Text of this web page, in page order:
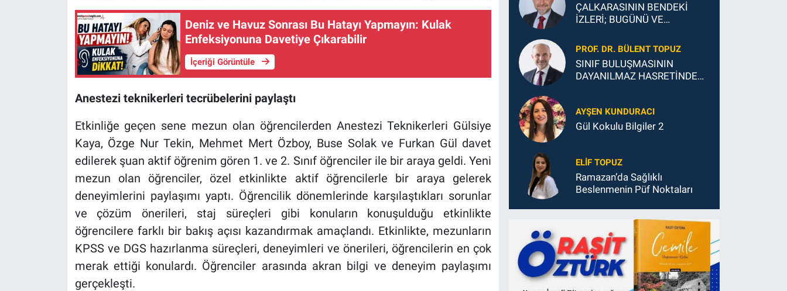
Deniz ve Havuz Sonrası Bu Hatayı Yapmayın: Kulak
Enfeksiyonuna Davetiye Çıkarabilir
İçeriği Görüntüle
Anestezi teknikerleri tecrübelerini paylaştı
Etkinliğe geçen sene mezun olan öğrencilerden Anestezi Teknikerleri Gülsiye
Kaya, Özge Nur Tekin, Mehmet Mert Özboy, Buse Solak ve Furkan Gül davet
edilerek şuan aktif öğrenim gören 1. ve 2. Sınıf öğrenciler ile bir araya geldi. Yeni
mezun olan öğrenciler, özel etkinlikte aktif öğrencilerle bir araya gelerek
deneyimlerini paylaşımı yaptı. Öğrencilik dönemlerinde karşılaştıkları sorunlar
ve çözüm önerileri, staj süreçleri gibi konuların konuşulduğu etkinlikte
öğrencilere farklı bir bakış açısı kazandırmak amaçlandı. Etkinlikte, mezunların
KPSS ve DGS hazırlanma süreçleri, deneyimleri ve önerileri, öğrencilerin en çok
merak ettiği konulardı. Öğrenciler arasında akran bilgi ve deneyim paylaşımı
gerçekleşti.
ÇALKARASININ BENDEKİ
İZLERİ; BUGÜNÜ VE
PROF. DR. BÜLENT TOPUZ
SINIF BULUŞMASININ
DAYANILMAZ HASRETİNDEN
AYŞEN KUNDURACI
Gül Kokulu Bilgiler 2
ELIF TOPUZ
Ramazan’da Sağlıklı
Beslenmenin Püf Noktaları